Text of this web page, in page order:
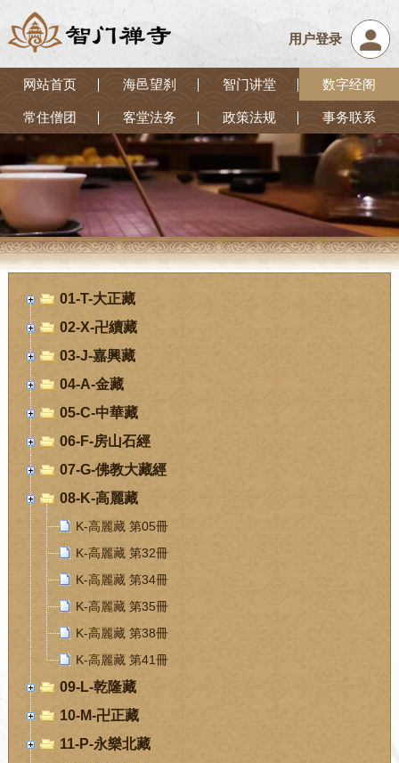
用户登录
网站首页 海邑望刹 智门讲堂 数字经阁
常住僧团 客堂法务 政策法规 事务联系
01-T-大正藏
02-X-卍續藏
03-J-嘉興藏
04-A-金藏
05-C-中華藏
06-F-房山石經
07-G-佛教大藏經
08-K-高麗藏
K-高麗藏 第05冊
K-高麗藏 第32冊
K-高麗藏 第34冊
K-高麗藏 第35冊
K-高麗藏 第38冊
K-高麗藏 第41冊
09-L-乾隆藏
10-M-卍正藏
11-P-永樂北藏